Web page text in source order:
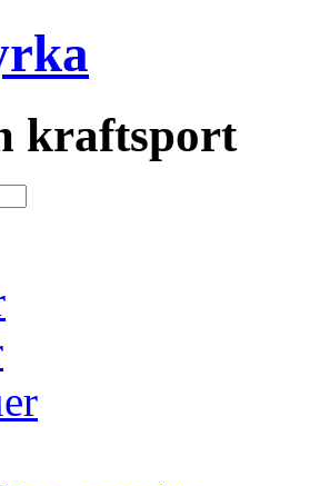
kraftsport